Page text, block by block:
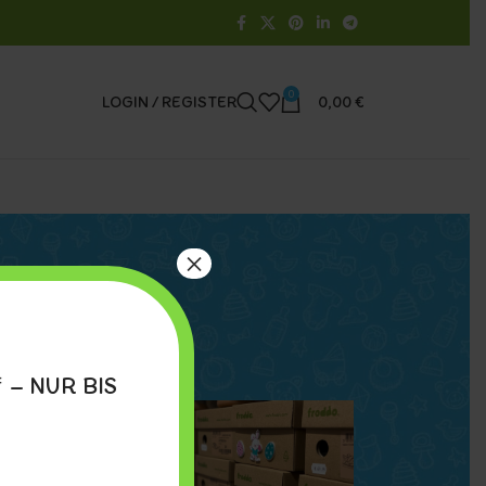
LOGIN / REGISTER 0 0,00€
NUR BIS
×